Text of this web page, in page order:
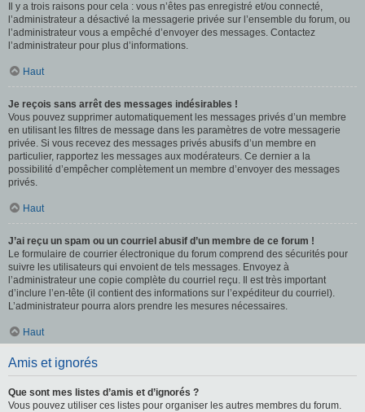
Il y a trois raisons pour cela : vous n’êtes pas enregistré et/ou connecté,
l’administrateur a désactivé la messagerie privée sur l’ensemble du forum, ou
l’administrateur vous a empêché d’envoyer des messages. Contactez
l’administrateur pour plus d’informations.
Haut
Je reçois sans arrêt des messages indésirables !
Vous pouvez supprimer automatiquement les messages privés d’un membre
en utilisant les filtres de message dans les paramètres de votre messagerie
privée. Si vous recevez des messages privés abusifs d’un membre en
particulier, rapportez les messages aux modérateurs. Ce dernier a la
possibilité d’empêcher complètement un membre d’envoyer des messages
privés.
Haut
J’ai reçu un spam ou un courriel abusif d’un membre de ce forum !
Le formulaire de courrier électronique du forum comprend des sécurités pour
suivre les utilisateurs qui envoient de tels messages. Envoyez à
l’administrateur une copie complète du courriel reçu. Il est très important
d’inclure l’en-tête (il contient des informations sur l’expéditeur du courriel).
L’administrateur pourra alors prendre les mesures nécessaires.
Haut
Amis et ignorés
Que sont mes listes d’amis et d’ignorés ?
Vous pouvez utiliser ces listes pour organiser les autres membres du forum.